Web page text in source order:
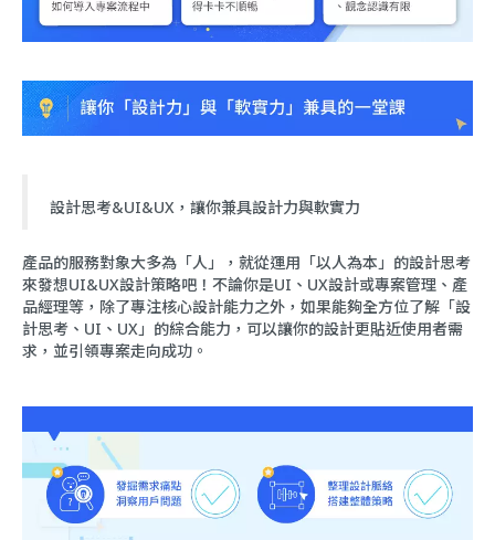
設計思考&UI&UX，讓你兼具設計力與軟實力
產品的服務對象大多為「人」，就從運用「以人為本」的設計思考
來發想UI&UX設計策略吧！不論你是UI、UX設計或專案管理、產
品經理等，除了專注核心設計能力之外，如果能夠全方位了解「設
計思考、UI、UX」的綜合能力，可以讓你的設計更貼近使用者需
求，並引領專案走向成功。